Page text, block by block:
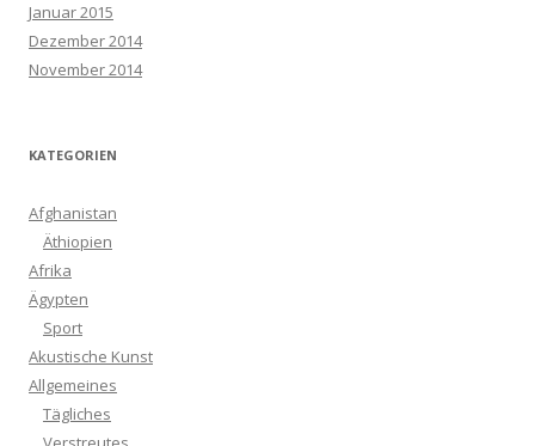
Januar 2015
Dezember 2014
November 2014
KATEGORIEN
Afghanistan
Äthiopien
Afrika
Ägypten
Sport
Akustische Kunst
Allgemeines
Tägliches